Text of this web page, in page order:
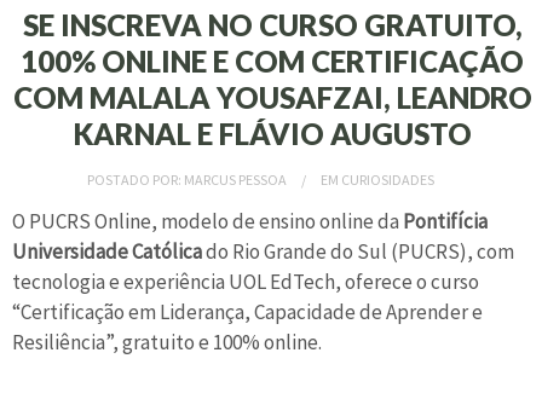
SE INSCREVA NO CURSO GRATUITO,
100% ONLINE E COM CERTIFICAÇÃO
COM MALALA YOUSAFZAI, LEANDRO
KARNAL E FLÁVIO AUGUSTO
POSTADO POR: MARCUS PESSOA EM CURIOSIDADES
O PUCRS Online, modelo de ensino online da Pontifícia
Universidade Católicado Rio Grande do Sul (PUCRS), com
tecnologia e experiência UOL EdTech, oferece o curso
“Certificação em Liderança, Capacidade de Aprender e
Resiliência”, gratuito e 100% online.